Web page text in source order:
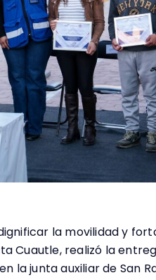
la movilidad y
Cuautle, realizó la
la junta auxiliar de San